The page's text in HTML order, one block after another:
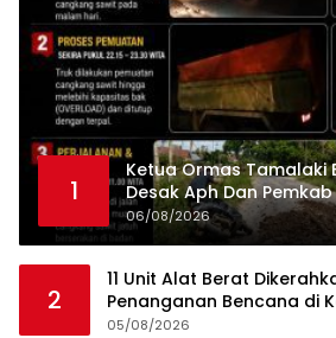
1
Ketua Ormas Tamalaki
Desak Aph Dan
Pelaku Angkut
Truk PT KAP Melintas
06/08/2026
2
11 Unit Alat Berat
Penanganan Bencana di
Kecamatan Tukka
05/08/2026